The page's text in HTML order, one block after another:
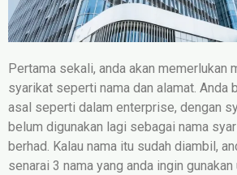
Pertama sekali, anda akan memerlukan
syarikat seperti nama dan alamat. Anda
asal seperti dalam enterprise, dengan
belum digunakan lagi sebagai nama
berhad. Kalau nama itu sudah diambil,
senarai 3 nama yang anda ingin